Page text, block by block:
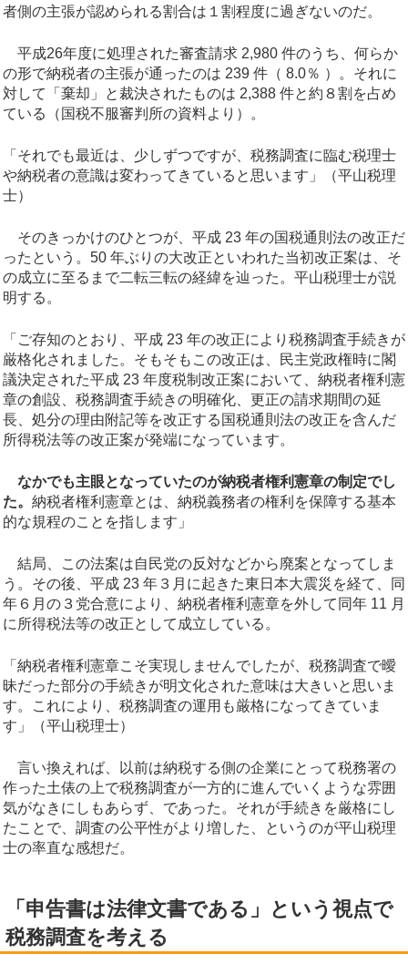
者側の主張が認められる割合は１割程度に過ぎないのだ。
平成26年度に処理された審査請求 2,980 件のうち、何らか
の形で納税者の主張が通ったのは 239 件（ 8.0％ ）。それに
対して「棄却」と裁決されたものは 2,388 件と約８割を占め
ている（国税不服審判所の資料より）。
「それでも最近は、少しずつですが、税務調査に臨む税理士
や納税者の意識は変わってきていると思います」（平山税理
士）
そのきっかけのひとつが、平成 23 年の国税通則法の改正だ
ったという。50 年ぶりの大改正といわれた当初改正案は、そ
の成立に至るまで二転三転の経緯を辿った。平山税理士が説
明する。
「ご存知のとおり、平成 23 年の改正により税務調査手続きが
厳格化されました。そもそもこの改正は、民主党政権時に閣
議決定された平成 23 年度税制改正案において、納税者権利憲
章の創設、税務調査手続きの明確化、更正の請求期間の延
長、処分の理由附記等を改正する国税通則法の改正を含んだ
所得税法等の改正案が発端になっています。
なかでも主眼となっていたのが納税者権利憲章の制定でし
た。 納税者権利憲章とは、納税義務者の権利を保障する基本
的な規程のことを指します」
結局、この法案は自民党の反対などから廃案となってしま
う。その後、平成 23 年３月に起きた東日本大震災を経て、同
年６月の３党合意により、納税者権利憲章を外して同年 11 月
に所得税法等の改正として成立している。
「納税者権利憲章こそ実現しませんでしたが、税務調査で曖
昧だった部分の手続きが明文化された意味は大きいと思いま
す。これにより、税務調査の運用も厳格になってきていま
す」（平山税理士）
言い換えれば、以前は納税する側の企業にとって税務署の
作った土俵の上で税務調査が一方的に進んでいくような雰囲
気がなきにしもあらず、であった。それが手続きを厳格にし
たことで、調査の公平性がより増した、というのが平山税理
士の率直な感想だ。
「申告書は法律文書である」という視点で
税務調査を考える